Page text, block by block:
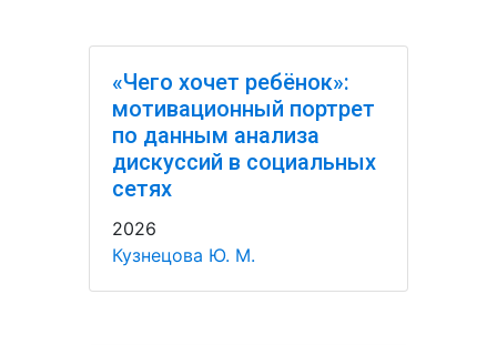
«Чего хочет ребёнок»:
мотивационный портрет
по данным анализа
дискуссий в социальных
сетях
2026
Кузнецова Ю. М.